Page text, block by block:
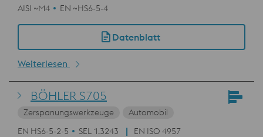
AISI ~M4
EN ~HS6-5-4
Datenblatt
Weiterlesen
BÖHLER S705
Zerspanungswerkzeuge
Automobil
EN HS6-5-2-5
SEL 1.3243 EN ISO 4957